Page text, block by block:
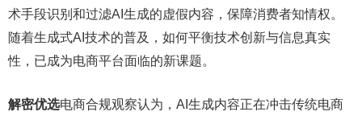
术手段识别和过滤AI生成的虚假内容，保障消费者知情权。
随着生成式AI技术的普及，如何平衡技术创新与信息真实
性，已成为电商平台面临的新课题。
解密优选电商合规观察认为，AI生成内容正在冲击传统电商